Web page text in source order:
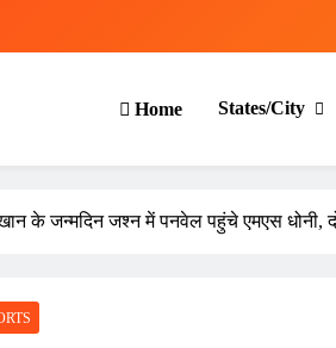
Home States/City
के जन्मदिन जश्न में पनवेल पहुंचे एमएस धोनी,